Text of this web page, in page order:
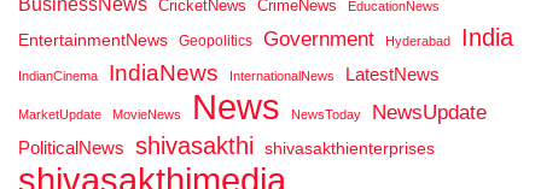
CricketNews CrimeNews EducationNews
EntertainmentNews Geopolitics Government Hyderabad India
IndianCinema IndiaNews InternationalNews LatestNews
MarketUpdate MovieNews News NewsToday NewsUpdate
PoliticalNews shivasakthi shivasakthienterprises
shivasakthimedia